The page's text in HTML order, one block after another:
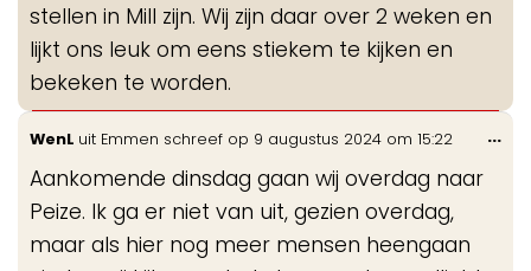
stellen in Mill zijn. Wij zijn daar over 2 weken en
lijkt ons leuk om eens stiekem te kijken en
bekeken te worden.
WenL uit Emmen schreef op 9 augustus 2024 om 15:22
Aankomende dinsdag gaan wij overdag naar
Peize. Ik ga er niet van uit, gezien overdag,
maar als hier nog meer mensen heengaan
...